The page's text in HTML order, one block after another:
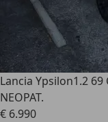
Lancia Ypsilon1.2 69
NEOPAT.
€ 6.990